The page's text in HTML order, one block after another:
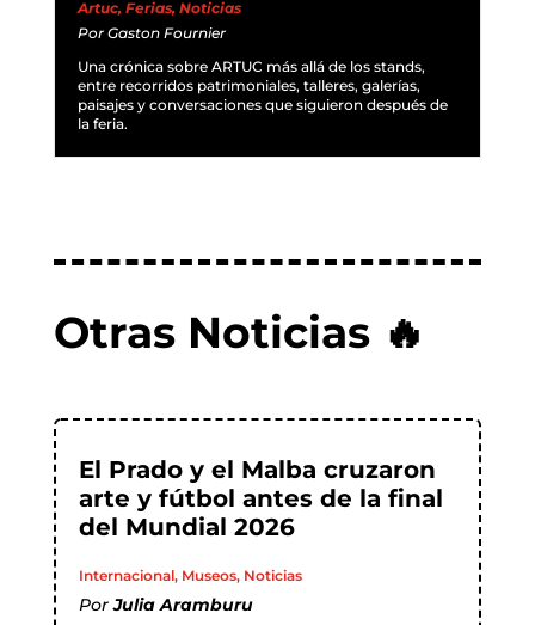
Artuc, Ferias, Noticias
Por Gaston Fournier
Una crónica sobre ARTUC más allá de los stands,
entre recorridos patrimoniales, talleres, galerías,
paisajes y conversaciones que siguieron después de
la feria.
Otras Noticias 🔥
El Prado y el Malba cruzaron
arte y fútbol antes de la final
del Mundial 2026
Internacional, Museos, Noticias
PorJulia Aramburu